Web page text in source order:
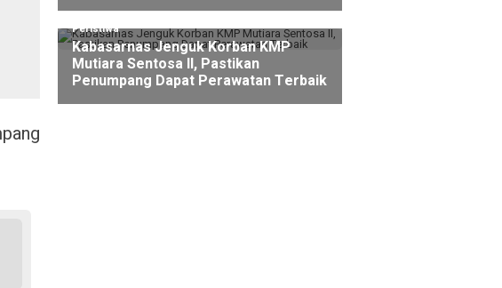
Peristiwa
Kabasarnas Jenguk Korban KMP
Mutiara Sentosa II, Pastikan
Penumpang Dapat Perawatan Terbaik